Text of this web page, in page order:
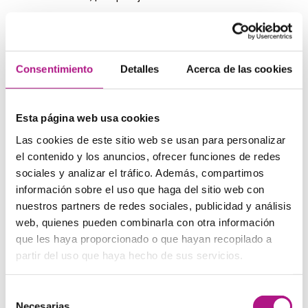
Consentimiento Detalles Acerca de las cookies
Esta página web usa cookies
Las cookies de este sitio web se usan para personalizar
el contenido y los anuncios, ofrecer funciones de redes
sociales y analizar el tráfico. Además, compartimos
información sobre el uso que haga del sitio web con
nuestros partners de redes sociales, publicidad y análisis
web, quienes pueden combinarla con otra información
que les haya proporcionado o que hayan recopilado a
partir del uso que haya hecho de sus servicios.
Suggest doing
Avoid doing
Las preposiciones van siempre seguidas de gerundio:
After doing, in doing, before doing, beused todoing,
committed to doing, etc
Verbos seguidos de gerundio o
seguidos de infinitivo
Hay algunos verbos que funcionan bien con ambas
formas verbales.
Like/ love /prefer doing or to do